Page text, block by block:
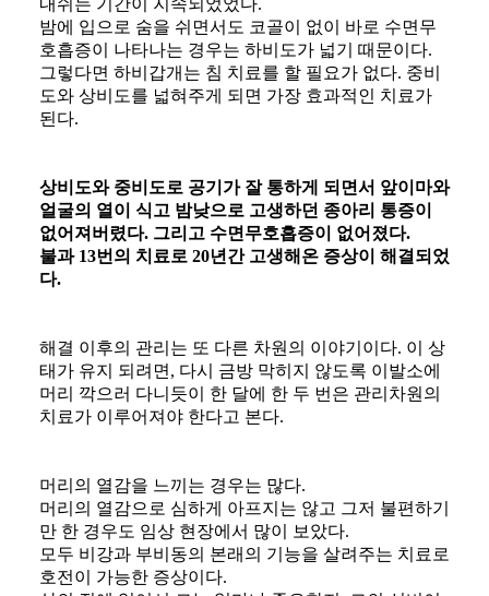
내쉬는 기간이 지속되었었다.
​밤에 입으로 숨을 쉬면서도 코골이 없이 바로 수면무
호흡증이 나타나는 경우는 하비도가 넓기 때문이다.
​그렇다면 하비갑개는 침 치료를 할 필요가 없다. 중비
도와 상비도를 넓혀주게 되면 가장 효과적인 치료가
된다.
상비도와 중비도로 공기가 잘 통하게 되면서 앞이마와
얼굴의 열이 식고 밤낮으로 고생하던 종아리 통증이
없어져버렸다. 그리고 수면무호흡증이 없어졌다.
불과 13번의 치료로 20년간 고생해온 증상이 해결되었
다.
해결 이후의 관리는 또 다른 차원의 이야기이다. 이 상
태가 유지 되려면, 다시 금방 막히지 않도록 이발소에
머리 깍으러 다니듯이 한 달에 한 두 번은 관리차원의
치료가 이루어져야 한다고 본다.
머리의 열감을 느끼는 경우는 많다.
​머리의 열감으로 심하게 아프지는 않고 그저 불편하기
만 한 경우도 임상 현장에서 많이 보았다.
​모두 비강과 부비동의 본래의 기능을 살려주는 치료로
호전이 가능한 증상이다.